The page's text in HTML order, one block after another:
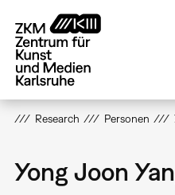
zum
Inhalt
Research Personen
Yong Joon